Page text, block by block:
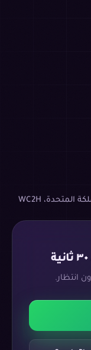
٧١-٧٥ شارع شيلتون، كوفنت جاردن، لندن، المملكة المتحدة، WC2H